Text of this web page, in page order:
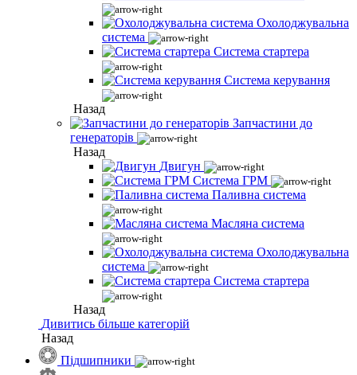
Охолоджувальна
система
Система стартера
Система керування
Назад
Запчастини до
генераторів
Назад
Двигун
Система ГРМ
Паливна система
Масляна система
Охолоджувальна
система
Система стартера
Назад
Дивитись більше категорій
Назад
Підшипники